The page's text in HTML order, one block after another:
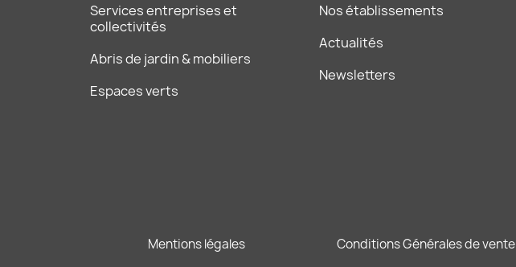
Services entreprises et
collectivités
Abris de jardin & mobiliers
Espaces verts
Nos établissements
Actualités
Newsletters
Mentions légales Conditions Générales de vente